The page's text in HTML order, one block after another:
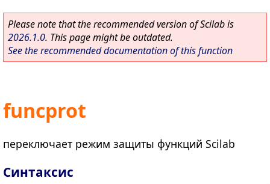
Please note that the recommended version of Scilab is
2026.1.0. This page might be outdated.
See the recommended documentation of this function
funcprot
переключает режим защиты функций Scilab
Синтаксис